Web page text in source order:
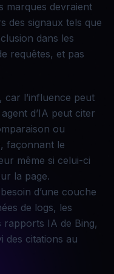
marques devraient
des signaux tels que
dans les
requêtes, et pas
car l’influence peut
d’IA peut citer
ou
façonnant le
même si celui-ci
la page.
d’une couche
de logs, les
rapports IA de Bing,
des citations au